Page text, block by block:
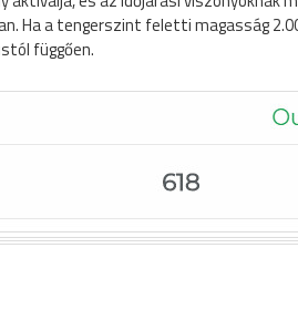
Ha a tengerszint feletti magasság
függően.